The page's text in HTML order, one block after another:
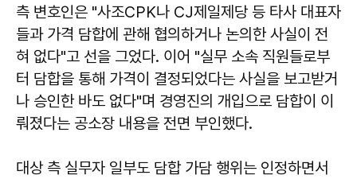
측 변호인은 "사조CPK나 CJ제일제당 등 타사 대표자
들과 가격 담합에 관해 협의하거나 논의한 사실이 전
혀 없다"고 선을 그었다. 이어 "실무 소속 직원들로부
터 담합을 통해 가격이 결정되었다는 사실을 보고받거
나 승인한 바도 없다"며 경영진의 개입으로 담합이 이
뤄졌다는 공소장 내용을 전면 부인했다.
대상 측 실무자 일부도 담합 가담 행위는 인정하면서